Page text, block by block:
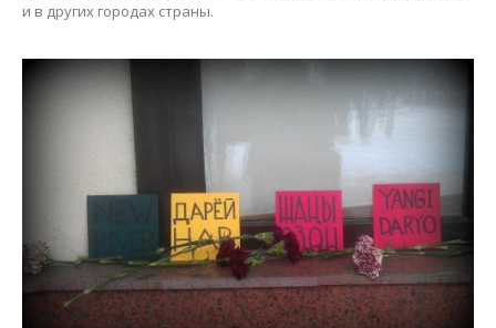
и в других городах страны.